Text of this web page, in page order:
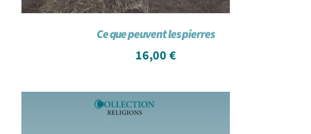
Ce que peuvent les pierres
16,00 €